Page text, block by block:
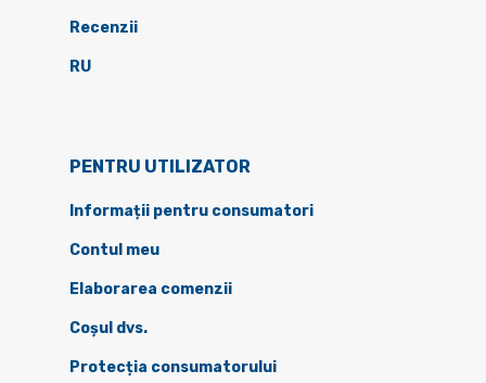
Recenzii
RU
PENTRU UTILIZATOR
Informații pentru consumatori
Contul meu
Elaborarea comenzii
Coșul dvs.
Protecția consumatorului